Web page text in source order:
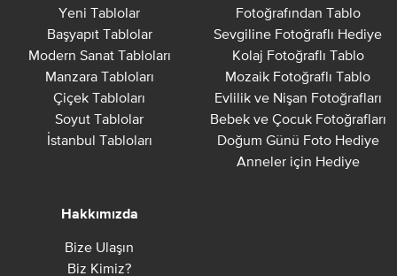
Yeni Tablolar
Başyapıt Tablolar
Modern Sanat Tabloları
Manzara Tabloları
Çiçek Tabloları
Soyut Tablolar
İstanbul Tabloları
Fotoğrafından Tablo
Sevgiline Fotoğraflı Hediye
Kolaj Fotoğraflı Tablo
Mozaik Fotoğraflı Tablo
Evlilik ve Nişan Fotoğrafları
Bebek ve Çocuk Fotoğrafları
Doğum Günü Foto Hediye
Anneler için Hediye
Hakkımızda
Bize Ulaşın
Biz Kimiz?